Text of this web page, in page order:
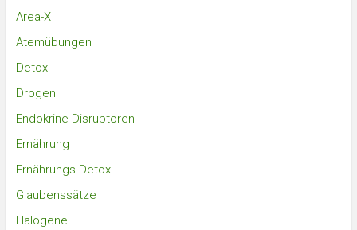
Area-X
Atemübungen
Detox
Drogen
Endokrine Disruptoren
Ernährung
Ernährungs-Detox
Glaubenssätze
Halogene